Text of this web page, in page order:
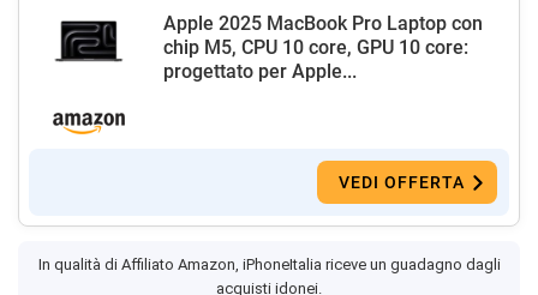
Apple 2025 MacBook Pro Laptop con
chip M5, CPU 10 core, GPU 10 core:
progettato per Apple...
VEDI OFFERTA
In qualità di Affiliato Amazon, iPhoneItalia riceve un guadagno dagli
acquisti idonei.